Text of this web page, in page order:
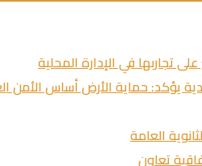
تجاربها في الإدارة المحلية
العامة
تعاون